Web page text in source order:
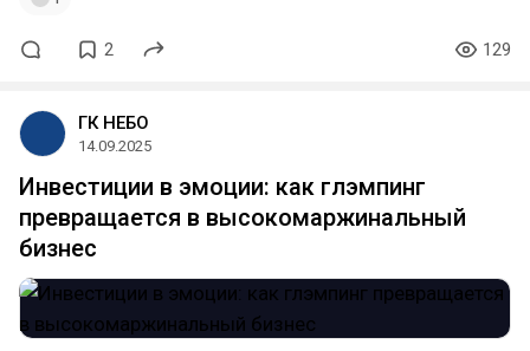
2 129
ГК НЕБО
14.09.2025
Инвестиции в эмоции: как глэмпинг
превращается в высокомаржинальный
бизнес